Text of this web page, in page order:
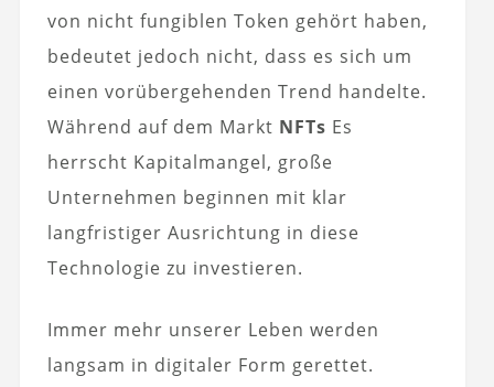
von nicht fungiblen Token gehört haben,
bedeutet jedoch nicht, dass es sich um
einen vorübergehenden Trend handelte.
Während auf dem Markt NFTs Es
herrscht Kapitalmangel, große
Unternehmen beginnen mit klar
langfristiger Ausrichtung in diese
Technologie zu investieren.
Immer mehr unserer Leben werden
langsam in digitaler Form gerettet.